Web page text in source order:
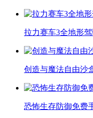
拉力赛车3全地形
创造与魔法自由沙
恐怖生存防御免费